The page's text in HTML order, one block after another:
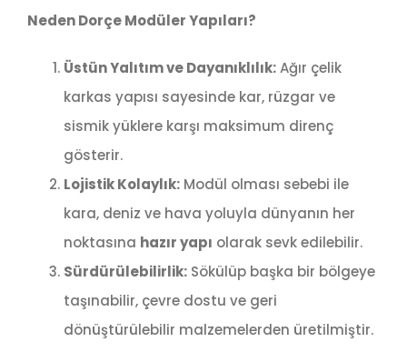
Neden Dorçe Modüler Yapıları?
Üstün Yalıtım ve Dayanıklılık:Ağır çelik
karkas yapısı sayesinde kar, rüzgar ve
sismik yüklere karşı maksimum direnç
gösterir.
Lojistik Kolaylık:Modül olması sebebi ile
kara, deniz ve hava yoluyla dünyanın her
noktasına hazır yapı olarak sevk edilebilir.
Sürdürülebilirlik:Sökülüp başka bir bölgeye
taşınabilir, çevre dostu ve geri
dönüştürülebilir malzemelerden üretilmiştir.